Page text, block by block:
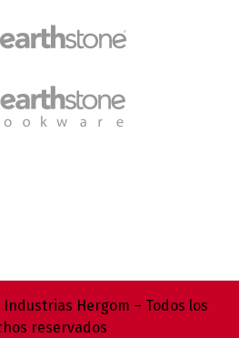
Hergom – Todos los
reservados